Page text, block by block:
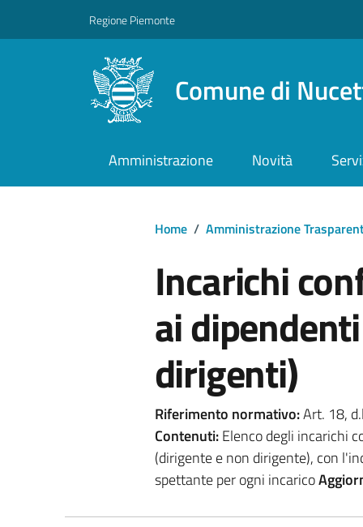
Regione Piemonte
Comune di
Amministrazione Novità
Home / Amministrazione
Incarichi
ai
dirigenti)
Riferimento normativo:Art. 18,
Contenuti:Elenco degli incarichi
(dirigente e non dirigente), con
spettante per ogni incarico